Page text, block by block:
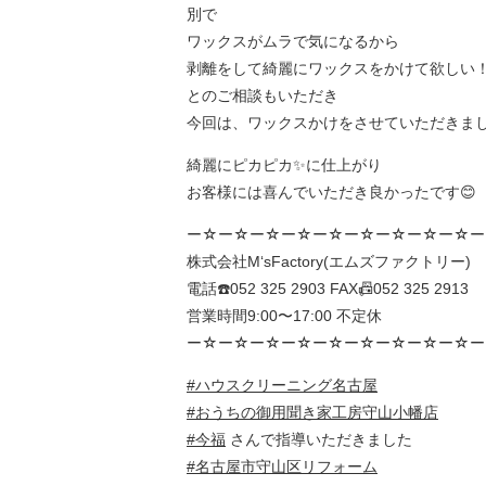
別で
ワックスがムラで気になるから
剥離をして綺麗にワックスをかけて欲しい！
とのご相談もいただき
今回は、ワックスかけをさせていただきま
綺麗にピカピカ✨に仕上がり
お客様には喜んでいただき良かったです😊
ー☆ー☆ー☆ー☆ー☆ー☆ー☆ー☆ー☆
株式会社M‘sFactory(エムズファクトリー)
電話☎️052 325 2903 FAX📠052 325 2913
営業時間9:00〜17:00 不定休
ー☆ー☆ー☆ー☆ー☆ー☆ー☆ー☆ー☆
#ハウスクリーニング名古屋
#おうちの御用聞き家工房守山小幡店
#今福 さんで指導いただきました
#名古屋市守山区リフォーム